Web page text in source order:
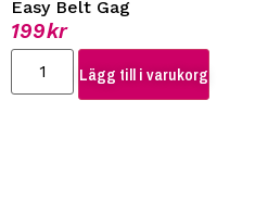
Easy Belt Gag
199kr
Lägg till i varukorg